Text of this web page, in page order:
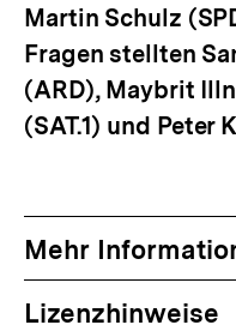
Martin Schulz
Fragen stellten
(ARD), Maybrit
(SAT.1) und Peter
Mehr
Lizenzhinweise